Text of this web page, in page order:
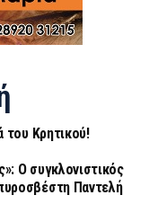
του Κρητικού!
Ο συγκλονιστικός
Παντελή